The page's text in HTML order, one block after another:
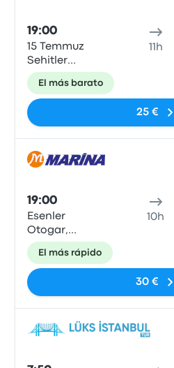
19:00
15 Temmuz
Sehitler
Otogarı
11h
El más barato
25 €
19:00
Esenler
Otogar,
Istanbul
10h
El más rápido
30 €